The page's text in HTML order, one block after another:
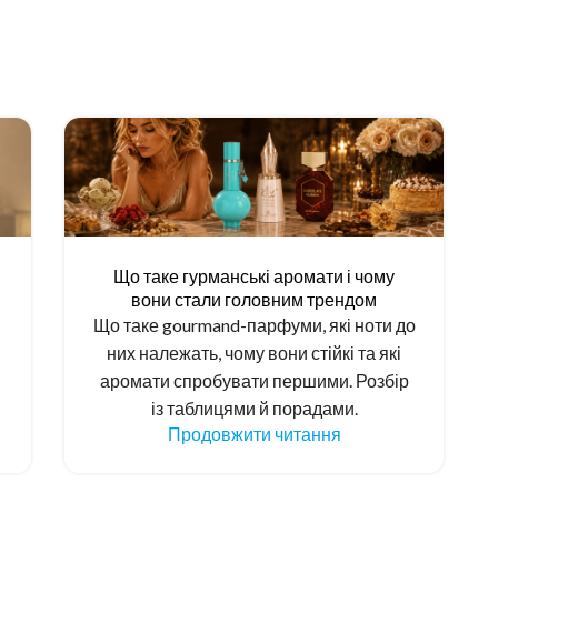
Що таке гурманські аромати і чому
вони стали головним трендом
Що таке gourmand-парфуми, які ноти до
них належать, чому вони стійкі та які
аромати спробувати першими. Розбір
із таблицями й порадами.
Продовжити читання